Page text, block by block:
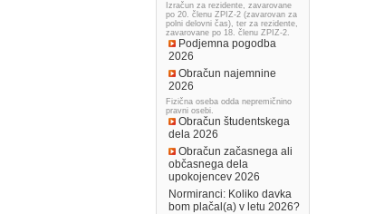
Izračun za rezidente, zavarovane
po 20. členu ZPIZ-2 (zavarovan za
polni delovni čas), ter za rezidente,
zavarovane po 18. členu ZPIZ-2.
Podjemna pogodba
2026
Obračun najemnine
2026
Fizična oseba odda nepremičnino
pravni osebi.
Obračun študentskega
dela 2026
Obračun začasnega ali
občasnega dela
upokojencev 2026
Normiranci: Koliko davka
bom plačal(a) v letu 2026?